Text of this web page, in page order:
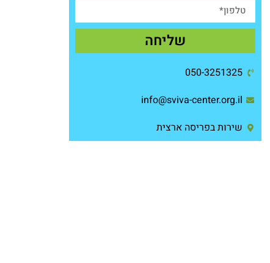
שליחה
050-3251325
info@sviva-center.org.il
שירות בפריסה ארצית